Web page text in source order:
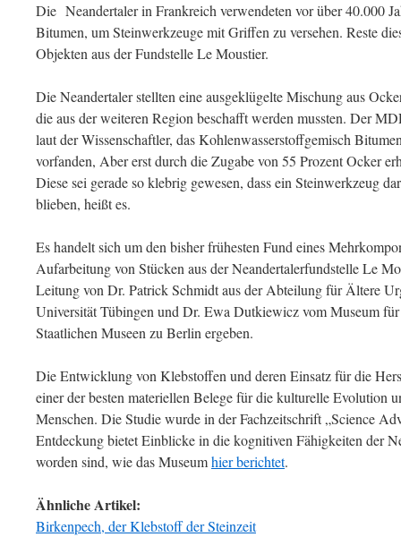
Die Neandertaler in Frankreich verwendeten vor über 40.000
Bitumen, um Steinwerkzeuge mit Griffen zu versehen. Reste
Objekten aus der Fundstelle Le Moustier.
Die Neandertaler stellten eine ausgeklügelte Mischung aus
die aus der weiteren Region beschafft werden mussten. Der
laut der Wissenschaftler, das Kohlenwasserstoffgemisch
vorfanden, Aber erst durch die Zugabe von 55 Prozent Ocker
Diese sei gerade so klebrig gewesen, dass ein Steinwerkzeug
blieben, heißt es.
Es handelt sich um den bisher frühesten Fund eines
Aufarbeitung von Stücken aus der Neandertalerfundstelle Le
Leitung von Dr. Patrick Schmidt aus der Abteilung für Ältere
Universität Tübingen und Dr. Ewa Dutkiewicz vom Museum
Staatlichen Museen zu Berlin ergeben.
Die Entwicklung von Klebstoffen und deren Einsatz für die
einer der besten materiellen Belege für die kulturelle Evolution
Menschen. Die Studie wurde in der Fachzeitschrift „Science
Entdeckung bietet Einblicke in die kognitiven Fähigkeiten der
worden sind, wie das Museumhier berichtet.
Ähnliche Artikel:
Birkenpech, der Klebstoff der Steinzeit